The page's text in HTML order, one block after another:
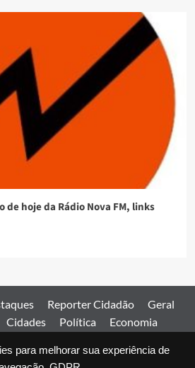
para melhorar sua experiência de
de hoje da Rádio Nova FM, links
Reporter Cidadão
Geral
Cidades Política
Economia
impressas Expediente Home